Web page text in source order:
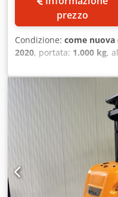
prezzo
Condizione: come nuova
2020, portata: 1.000 kg,
funzionamento:439 h,
montante:
,
Montante: 2W4350 ID:
Montante: 2W Forche:
mm Altezza di
Altezza piattaforma:
Inizializzazione: Sì
Ore: 439 ore Capacità:
telaio = 980 mm !! 2 x
Completamente COME